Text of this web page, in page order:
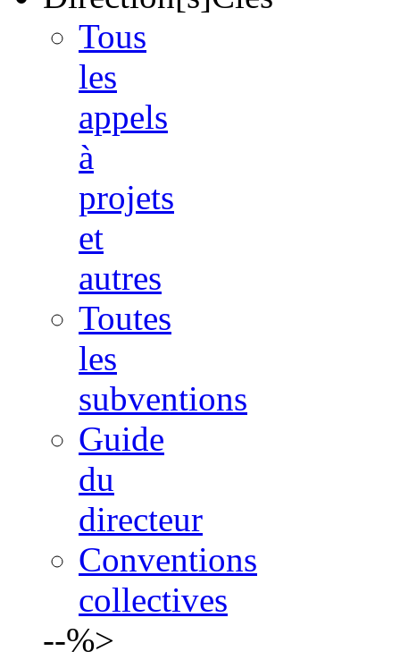
Tous
les
appels
à
projets
et
autres
Toutes
les
subventions
Guide
du
directeur
Conventions
collectives
--%>